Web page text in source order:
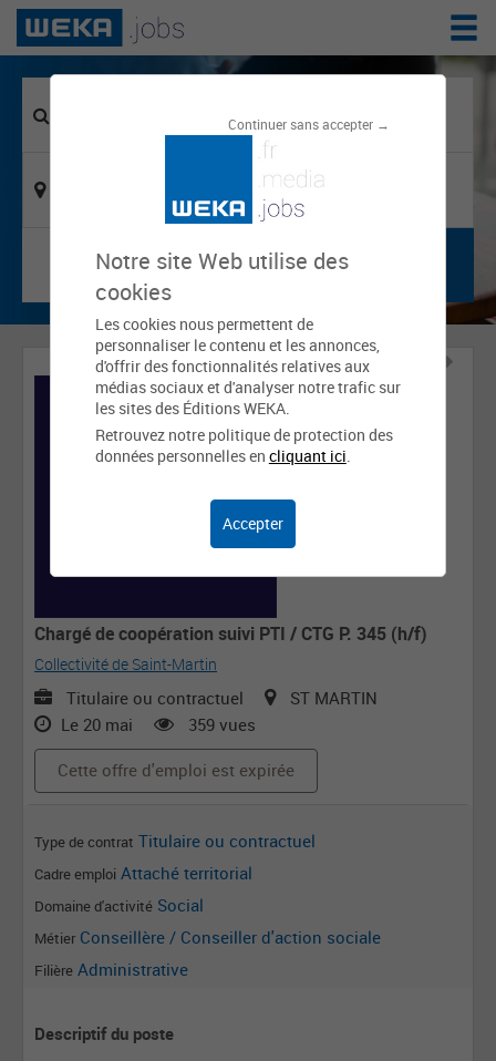
Continuer sans accepter →
Notre site Web utilise des
cookies
Les cookies nous permettent de
personnaliser le contenu et les annonces,
d'offrir des fonctionnalités relatives aux
médias sociaux et d'analyser notre trafic sur
les sites des Éditions WEKA.
Retrouvez notre politique de protection des
données personnelles en cliquant ici.
Accepter
Chargé de coopération suivi PTI / CTG P. 345 (h/f)
Collectivité de Saint-Martin
Titulaire ou contractuel
ST MARTIN
Le 20 mai
359 vues
Cette offre d'emploi est expirée
Type de contrat Titulaire ou contractuel
Cadre emploi Attaché territorial
Domaine d'activité Social
Métier Conseillère / Conseiller d'action sociale
Filière Administrative
Descriptif du poste